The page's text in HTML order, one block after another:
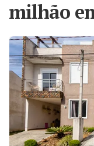
milhão